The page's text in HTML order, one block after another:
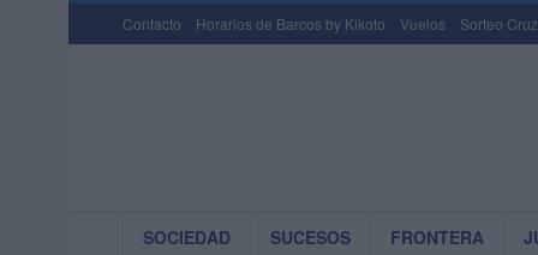
Contacto Horarios de Barcos by Kikoto Vuelos Sorteo
SOCIEDAD SUCESOS FRONTERA